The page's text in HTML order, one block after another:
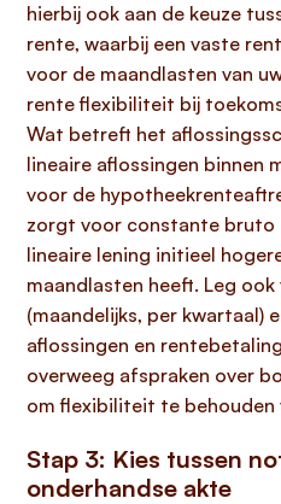
hierbij ook aan de keuze
rente, waarbij een vaste
voor de maandlasten van
rente flexibiliteit bij
Wat betreft het
lineaire aflossingen binnen
voor de
zorgt voor constante bruto
lineaire lening initieel
maandlasten heeft. Leg ook
(maandelijks, per kwartaal)
aflossingen en
overweeg afspraken over
om flexibiliteit te behouden
Stap 3: Kies tussen
onderhandse akte